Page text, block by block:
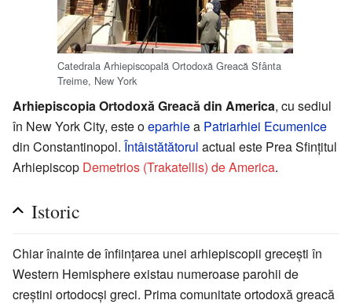
Catedrala Arhiepiscopală Ortodoxă Greacă Sfânta
Treime, New York
Arhiepiscopia Ortodoxă Greacă din America, cu sediul
în New York City, este oeparhiea Patriarhiei Ecumenice
din Constantinopol. Întâistătătorul actual este Prea Sfinţitul
Arhiepiscop Demetrios (Trakatellis) de America.
Istoric
Chiar înainte de înfiinţarea unei arhiepiscopii greceşti în
Western Hemisphere existau numeroase parohii de
creştini ortodocşi greci. Prima comunitate ortodoxă greacă